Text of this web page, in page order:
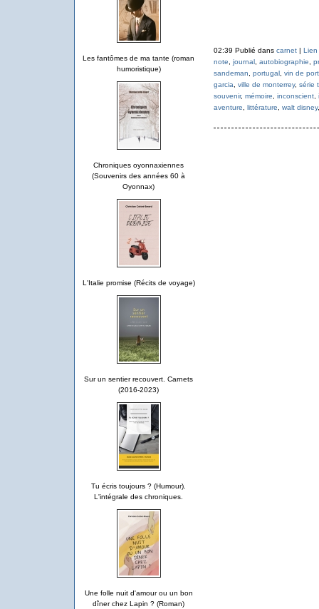
Les fantômes de ma tante (roman
humoristique)
Chroniques oyonnaxiennes
(Souvenirs des années 60 à
Oyonnax)
L'Italie promise (Récits de voyage)
Sur un sentier recouvert. Carnets
(2016-2023)
Tu écris toujours ? (Humour).
L'intégrale des chroniques.
Une folle nuit d'amour ou un bon
dîner chez Lapin ? (Roman)
02:39 Publié dans carnet| Lien
note
journal, autobiographie
sandeman
portugal, vin de
garcia
ville de monterrey, série
souvenir, mémoire inconscient,
aventure
littérature walt disney